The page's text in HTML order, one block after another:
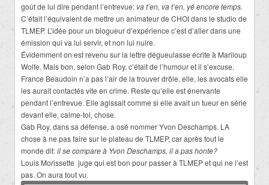
goût de lui dire pendant l’entrevue: va t’en, va t’en, yé encore temps.
C’était l’équivalent de mettre un animateur de CHOI dans le studio de
TLMEP. L’idée pour un blogueur d’expérience c’est d’aller dans une
émission qui va lui servir, et non lui nuire.
Évidemment on est revenu sur la lettre dégueulasse écrite à Mariloup
Wolfe. Mais bon, selon Gab Roy, c’était de l’humour et il s’excuse.
France Beaudoin n’a pas l’air de la trouver drôle, elle, les avocats elle
les aurait contactés vite en crime. Reste qu’elle est énervante
pendant l’entrevue. Elle agissait comme si elle avait un tueur en série
devant elle, calme-toi, chose.
Gab Roy, dans sa défense, a osé nommer Yvon Deschamps. LA
chose à ne pas faire sur le plateau de TLMEP, car après tout le
monde dit:il se compare à Yvon Deschamps, il a pas honte?
Louis Morissette juge qui est bon pour passer à TLMEP et qui ne l’est
pas. On aura tout vu.